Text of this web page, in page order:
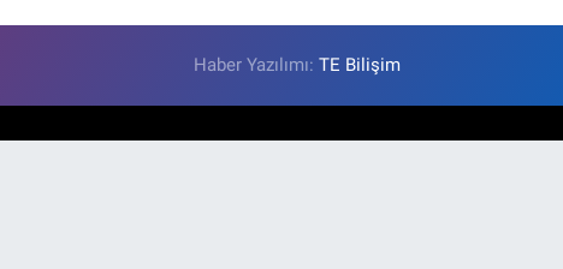
Haber Yazılımı:TE Bilişim